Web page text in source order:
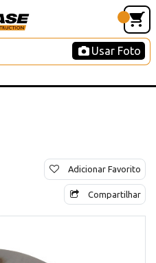
Usar Foto
Adicionar Favorito
Compartilhar